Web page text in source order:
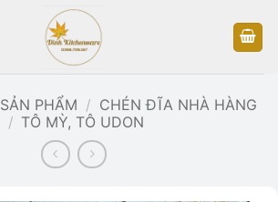
SẢN PHẨM / CHÉN ĐĨA NHÀ HÀNG
/ TÔ MỲ, TÔ UDON